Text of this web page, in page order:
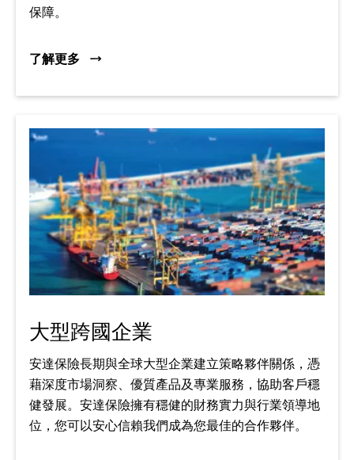
保障。
了解更多
大型跨國企業
安達保險長期與全球大型企業建立策略夥伴關係，憑
藉深度市場洞察、優質產品及專業服務，協助客戶穩
健發展。安達保險擁有穩健的財務實力與行業領導地
位，您可以安心信賴我們成為您最佳的合作夥伴。